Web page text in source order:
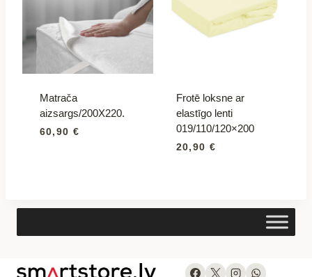
Matrača
aizsargs/200X220.
60,90 €
Frotē loksne ar
elastīgo lenti
019/110/120×200
20,90 €